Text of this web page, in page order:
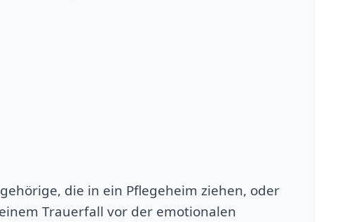
die in ein Pflegeheim ziehen, oder
Trauerfall vor der emotionalen